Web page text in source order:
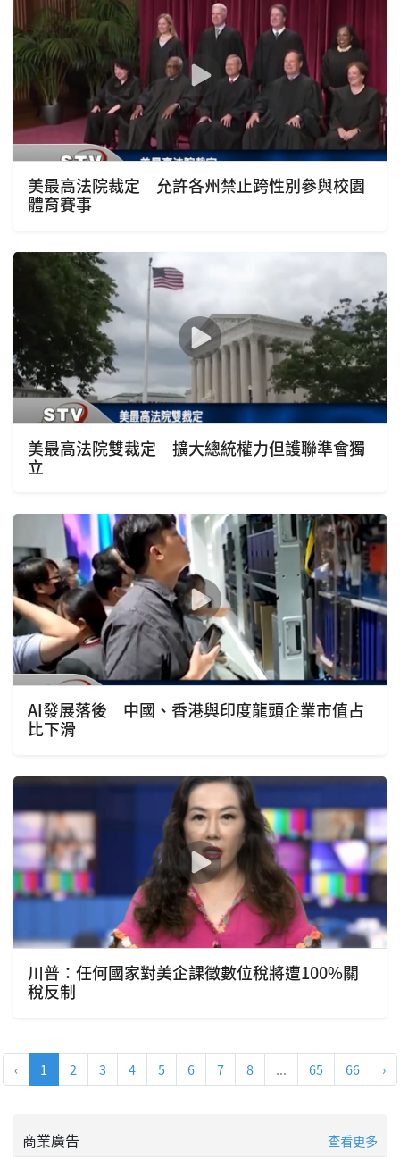
美最高法院裁定 允許各州禁止跨性別參與校園
體育賽事
美最高法院雙裁定 擴大總統權力但護聯準會獨
立
AI發展落後 中國、香港與印度龍頭企業市值占
比下滑
川普：任何國家對美企課徵數位稅將遭100%關
稅反制
‹ 1 2 3 4 5 6 7 8 ... 65 66 ›
商業廣告 查看更多